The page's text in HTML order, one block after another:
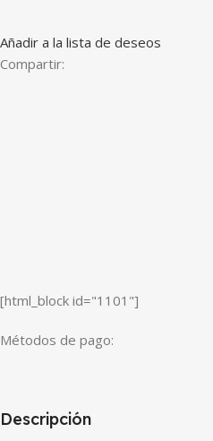
Añadir a la lista de deseos
Compartir:
[html_block id="1101"]
Métodos de pago:
Descripción